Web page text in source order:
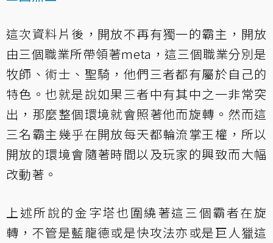
這次資料片後，開放不再有獨一的霸主，開放
由三個職業所帶領著meta，這三個職業分別是
牧師、術士、聖騎，他們三者都有屬於自己的
特色。也就是說如果三者中有其中之一非常突
出，那麼整個環境就會照著他而旋轉。然而這
三名霸主幾乎在開放每天都輪流掌王權，所以
開放的環境會隨著時間以及玩家的興致而大幅
改動著。
上述所說的金字塔也圍繞著這三個霸者在旋
轉，不管是藍龍德或是快攻法亦或是巨人獵這